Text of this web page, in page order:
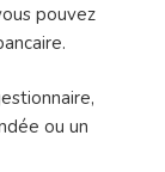
pouvez
ou un